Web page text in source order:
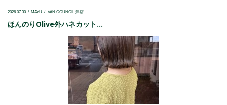
2026.07.30 MAYU VAN COUNCIL 津店
ほんのりOlive外ハネカット...